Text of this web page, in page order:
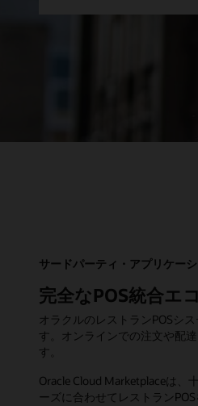
サードパーティ・アプリケー
完全なPOS統合エ
オラクルのレストランPOSシ
す。オンラインでの注文や配
す。
Oracle Cloud Marketplaceは、
ーズに合わせてレストラン